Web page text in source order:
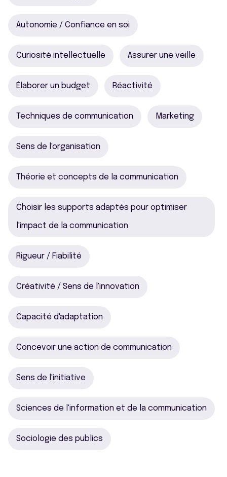
Autonomie / Confiance en soi
Curiosité intellectuelle Assurer une veille
Élaborer un budget Réactivité
Techniques de communication Marketing
Sens de l'organisation
Théorie et concepts de la communication
Choisir les supports adaptés pour optimiser
l'impact de la communication
Rigueur / Fiabilité
Créativité / Sens de l'innovation
Capacité d'adaptation
Concevoir une action de communication
Sens de l'initiative
Sciences de l'information et de la communication
Sociologie des publics